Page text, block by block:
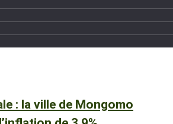
: la ville de Mongomo